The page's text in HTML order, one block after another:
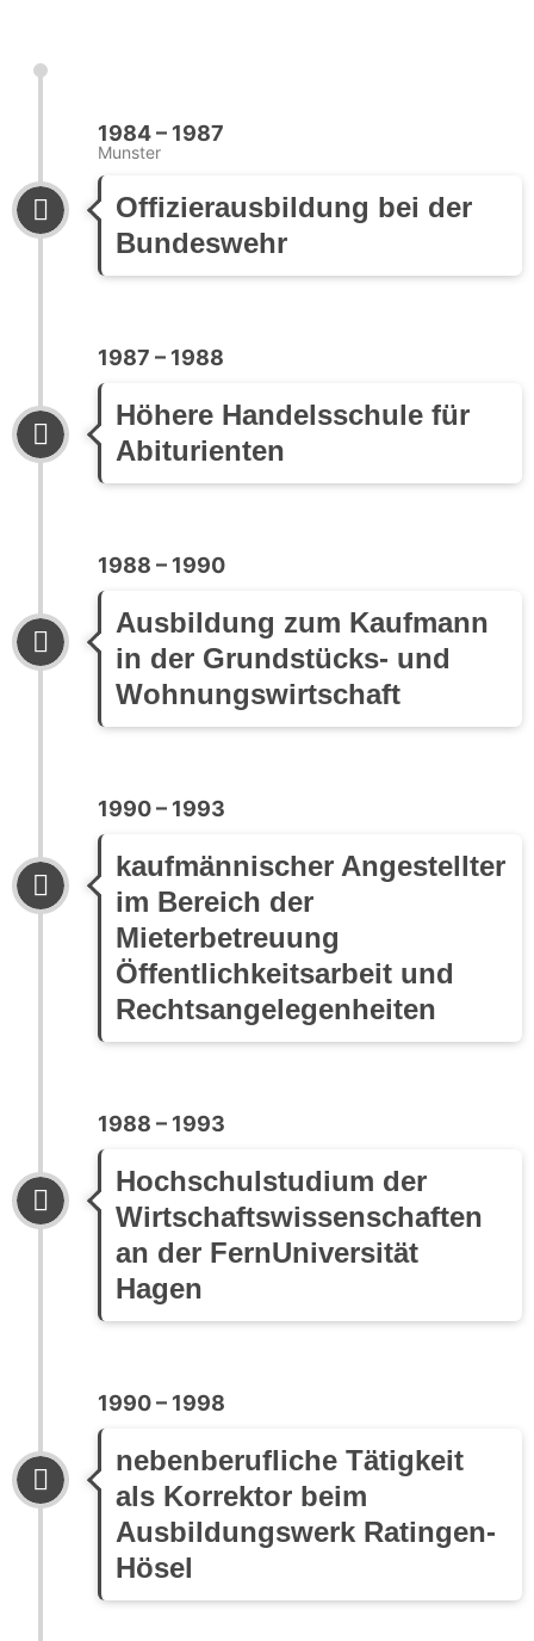
1984 – 1987
Munster
Offizierausbildung bei der
Bundeswehr
1987 – 1988
Höhere Handelsschule für
Abiturienten
1988 – 1990
Ausbildung zum Kaufmann
in der Grundstücks- und
Wohnungswirtschaft
1990 – 1993
kaufmännischer Angestellter
im Bereich der
Mieterbetreuung
Öffentlichkeitsarbeit und
Rechtsangelegenheiten
1988 – 1993
Hochschulstudium der
Wirtschaftswissenschaften
an der FernUniversität
Hagen
1990 – 1998
nebenberufliche Tätigkeit
als Korrektor beim
Ausbildungswerk Ratingen-
Hösel